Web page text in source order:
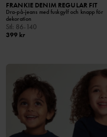
FRANKIE DENIM REGULAR FIT
Dra-på-jeans med fuskgylf och knapp för
dekoration
Stl: 86-140
399 kr